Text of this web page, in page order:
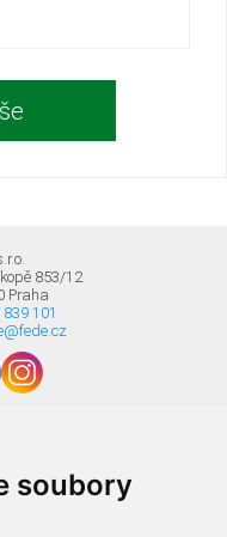
soubory
853/12
Praha
839 101
minute